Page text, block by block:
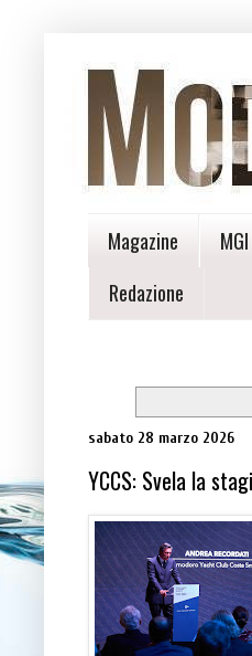
Magazine
Redazione
sabato 28 marzo 2026
YCCS: Svela la